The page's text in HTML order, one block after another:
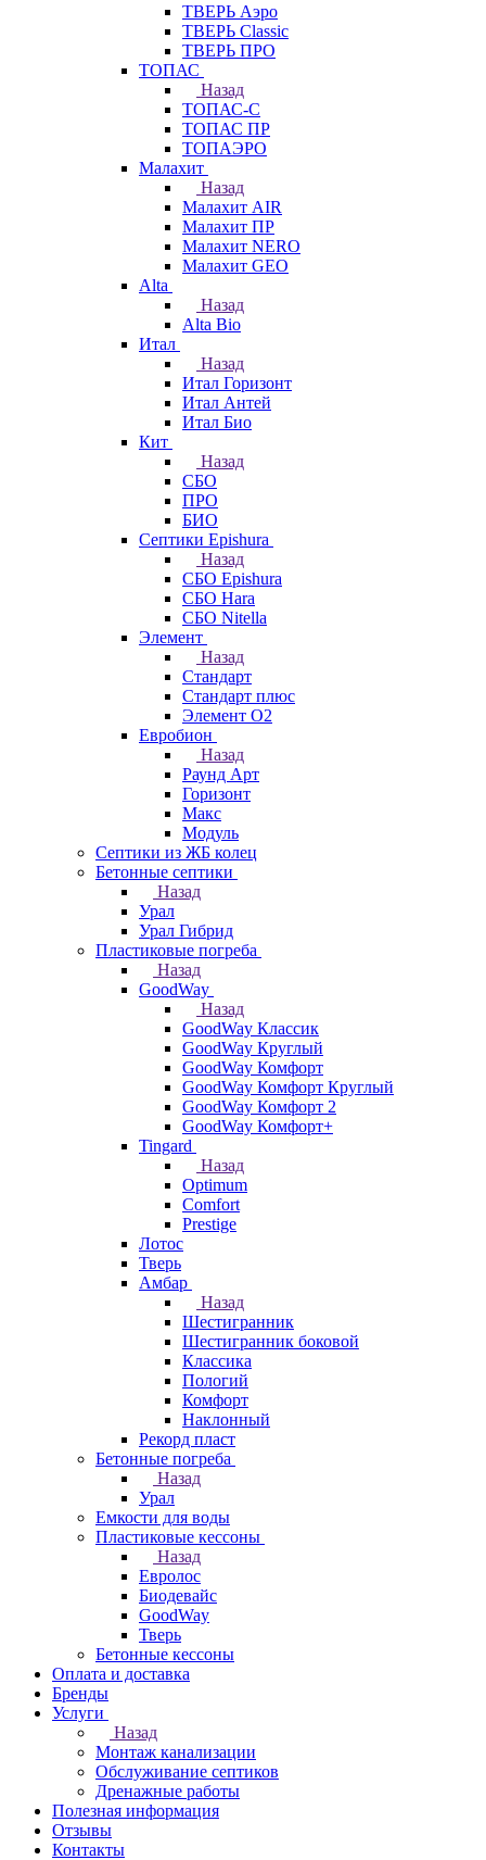
ТВЕРЬ Аэро
ТВЕРЬ Classic
ТВЕРЬ ПРО
ТОПАС
Назад
ТОПАС-С
ТОПАС ПР
ТОПАЭРО
Малахит
Назад
Малахит AIR
Малахит ПР
Малахит NERO
Малахит GEO
Alta
Назад
Alta Bio
Итал
Назад
Итал Горизонт
Итал Антей
Итал Био
Кит
Назад
СБО
ПРО
БИО
Септики Epishura
Назад
СБО Epishura
СБО Hara
СБО Nitella
Элемент
Назад
Стандарт
Стандарт плюс
Элемент О2
Евробион
Назад
Раунд Арт
Горизонт
Макс
Модуль
Септики из ЖБ колец
Бетонные септики
Назад
Урал
Урал Гибрид
Пластиковые погреба
Назад
GoodWay
Назад
GoodWay Классик
GoodWay Круглый
GoodWay Комфорт
GoodWay Комфорт Круглый
GoodWay Комфорт 2
GoodWay Комфорт+
Tingard
Назад
Optimum
Comfort
Prestige
Лотос
Тверь
Амбар
Назад
Шестигранник
Шестигранник боковой
Классика
Пологий
Комфорт
Наклонный
Рекорд пласт
Бетонные погреба
Назад
Урал
Емкости для воды
Пластиковые кессоны
Назад
Евролос
Биодевайс
GoodWay
Тверь
Бетонные кессоны
Оплата и доставка
Бренды
Услуги
Назад
Монтаж канализации
Обслуживание септиков
Дренажные работы
Полезная информация
Отзывы
Контакты